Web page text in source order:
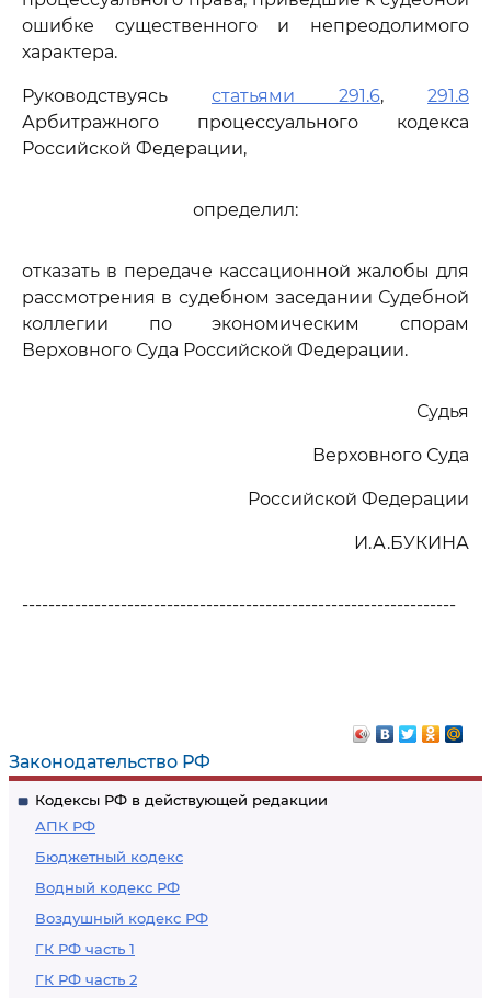
Законодательство РФ
Кодексы РФ в действующей редакции
АПК РФ
Бюджетный кодекс
Водный кодекс РФ
Воздушный кодекс РФ
ГК РФ часть 1
ГК РФ часть 2
ошибке существенного и непреодолимого
характера.
Руководствуясь статьями 291.6, 291.8
Арбитражного процессуального кодекса
Российской Федерации,
определил:
отказать в передаче кассационной жалобы для
рассмотрения в судебном заседании Судебной
коллегии по экономическим спорам
Верховного Суда Российской Федерации.
Судья
Верховного Суда
Российской Федерации
И.А.БУКИНА
------------------------------------------------------------------